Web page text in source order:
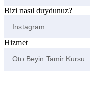
Bizi nasıl duydunuz?
Hizmet